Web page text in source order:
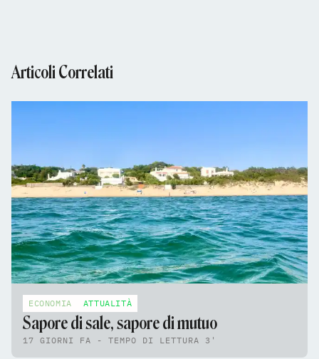
Articoli Correlati
ECONOMIA ATTUALITÀ
Sapore di sale, sapore di mutuo
17 GIORNI FA - TEMPO DI LETTURA 3'